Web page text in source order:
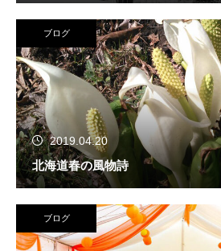
ブログ
2019.04.20
北海道春の風物詩
ブログ